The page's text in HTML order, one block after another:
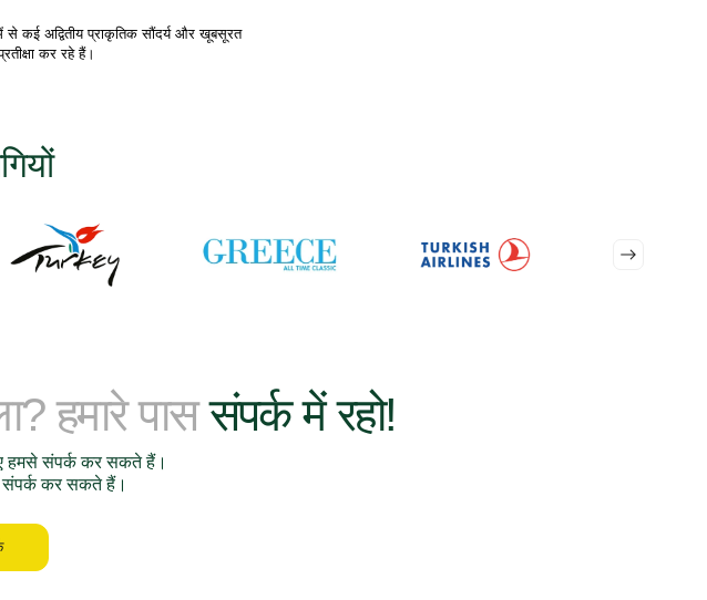
से कई अद्वितीय प्राकृतिक सौंदर्य और खूबसूरत
कर रहे हैं।
हमारे पाससंपर्क में रहो!
हमसे संपर्क कर सकते हैं।
संपर्क कर सकते हैं।